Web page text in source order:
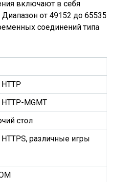
включают в себя
от 49152 до 65535
соединений типа
MGMT
стол
различные игры